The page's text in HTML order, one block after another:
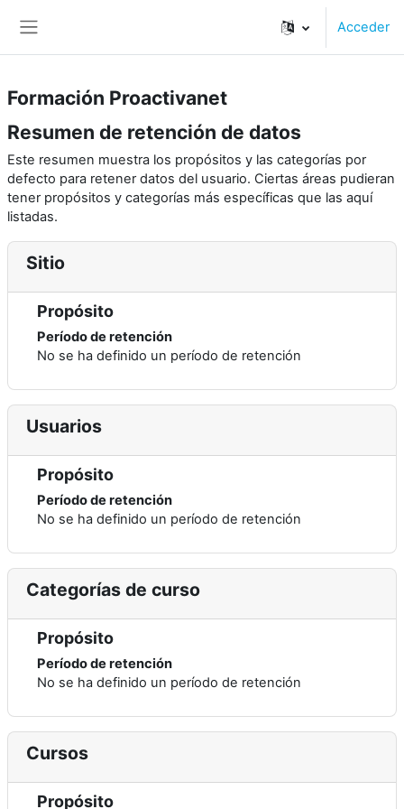
Acceder
Formación Proactivanet
Resumen de retención de datos
Este resumen muestra los propósitos y las categorías por
defecto para retener datos del usuario. Ciertas áreas pudieran
tener propósitos y categorías más específicas que las aquí
listadas.
Sitio
Propósito
Período de retención
No se ha definido un período de retención
Usuarios
Propósito
Período de retención
No se ha definido un período de retención
Categorías de curso
Propósito
Período de retención
No se ha definido un período de retención
Cursos
Propósito